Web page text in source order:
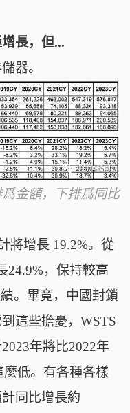
長，但...
器。
金額，下排爲同比
將增長 19.2%。從
24.9%，保持較高
。畢竟，中國封鎖
這些擔憂，WSTS
年將比2022年
麼低。有各種各樣
同比增長約